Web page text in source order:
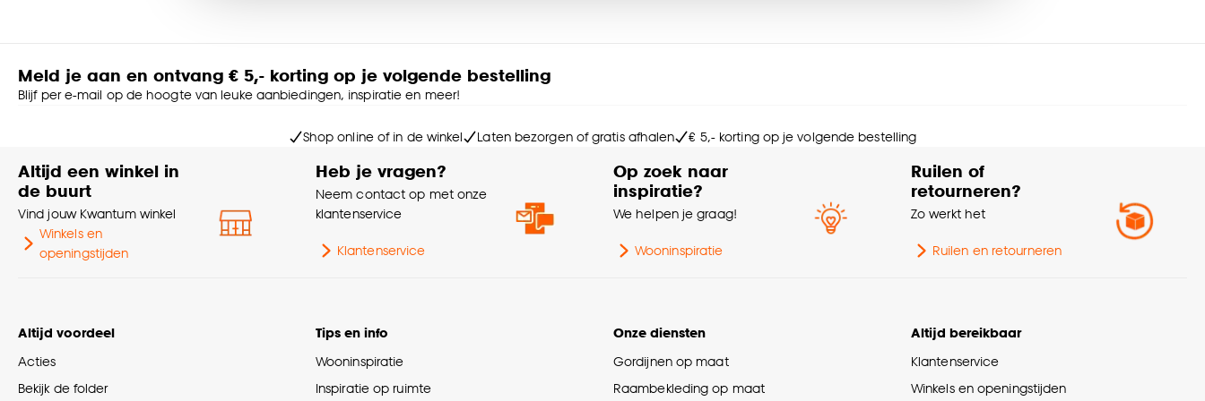
Twijfel je nog of wil je graag advies?
Laat je dan adviseren door een van onze adviseurs aan huis. Samen met de adviseur kies je thuis je raamdecoratie, wordt
Maak een afspraak voor advies aan huis in Nederland >
Kind veiligheid
Al onze raamdecoratie voldoet aan veiligheids- en kwaliteitseisen voor kinderen. Let er bij het monteren op dat de
ketting minimaal 150cm boven de grond moet hangen voor optimale kind veiligheid.
Samenstelling P.V.C. 100%
250 CM
Scandinavisch, Modern,
Japandi, Landelijk
Meld je aan en ontvang € 5,- korting op je volgende bestelling
Blijf per e-mail op de hoogte van leuke aanbiedingen, inspiratie en meer!
Shop online of in de winkel Laten bezorgen of gratis afhalen € 5,- korting op je volgende bestelling
Altijd een winkel in
de buurt
Vind jouw Kwantum winkel
Winkels en
openingstijden
Heb je vragen?
Neem contact op met onze
klantenservice
Klantenservice
Op zoek naar
inspiratie?
We helpen je graag!
Wooninspiratie
Ruilen of
retourneren?
Zo werkt het
Ruilen en retourneren
Altijd voordeel
Acties
Bekijk de folder
Tips en info
Wooninspiratie
Inspiratie op ruimte
Onze diensten
Gordijnen op maat
Raambekleding op maat
Altijd bereikbaar
Klantenservice
Winkels en openingstijden